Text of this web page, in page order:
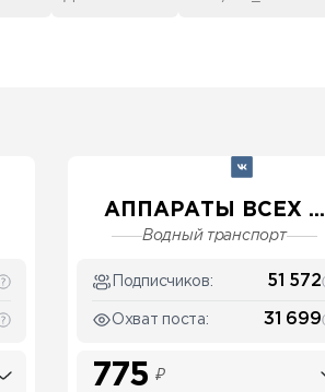
АППАРАТЫ ВСЕХ ...
Водный транспорт
Подписчиков: 51 572
Охват поста: 31 699
775 ₽